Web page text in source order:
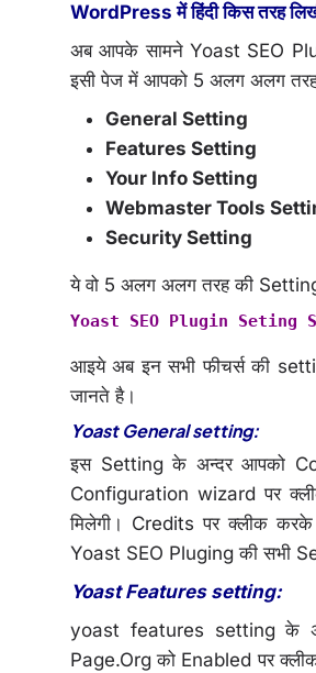
WordPress में हिंदी किस तरह
अब आपके सामने Yoast SEO
इसी पेज में आपको 5 अलग अलग तरह
General Setting
Features Setting
Your Info Setting
Webmaster Tools
Security Setting
ये वो 5 अलग अलग तरह की
Yoast SEO Plugin
आइये अब इन सभी फीचर्स की
जानते है।
Yoast General setting:
इस Setting के अन्दर आपको
Configuration wizard पर
मिलेगी। Credits पर क्लीक
Yoast SEO Pluging की सभी
Yoast Features setting:
yoast features setting के
Page.Org को Enabled पर